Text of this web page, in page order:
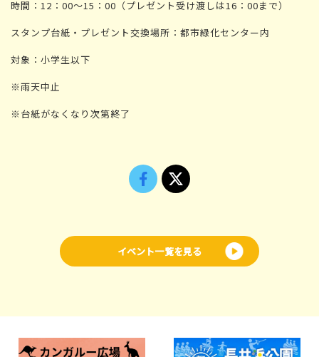
時間：12：00～15：00（プレゼント受け渡しは16：00まで）
スタンプ台紙・プレゼント交換場所：都市緑化センター内
対象：小学生以下
※雨天中止
※台紙がなくなり次第終了
イベント一覧を見る